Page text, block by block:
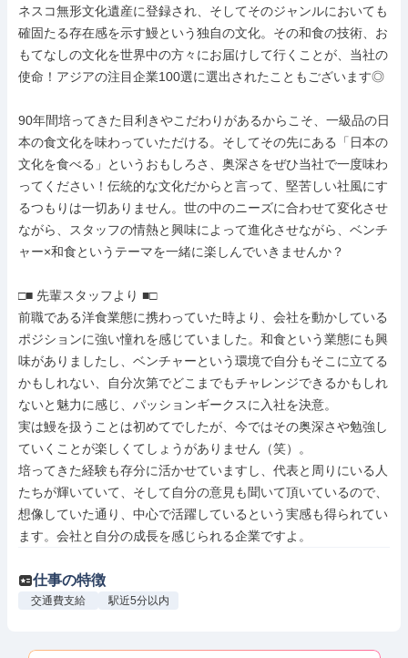
ネスコ無形文化遺産に登録され、そしてそのジャンルにおいても
確固たる存在感を示す鰻という独自の文化。その和食の技術、お
もてなしの文化を世界中の方々にお届けして行くことが、当社の
使命！アジアの注目企業100選に選出されたこともございます◎
90年間培ってきた目利きやこだわりがあるからこそ、一級品の日
本の食文化を味わっていただける。そしてその先にある「日本の
文化を食べる」というおもしろさ、奥深さをぜひ当社で一度味わ
ってください！伝統的な文化だからと言って、堅苦しい社風にす
るつもりは一切ありません。世の中のニーズに合わせて変化させ
ながら、スタッフの情熱と興味によって進化させながら、ベンチ
ャー×和食というテーマを一緒に楽しんでいきませんか？
□■ 先輩スタッフより ■□
前職である洋食業態に携わっていた時より、会社を動かしている
ポジションに強い憧れを感じていました。和食という業態にも興
味がありましたし、ベンチャーという環境で自分もそこに立てる
かもしれない、自分次第でどこまでもチャレンジできるかもしれ
ないと魅力に感じ、パッションギークスに入社を決意。
実は鰻を扱うことは初めてでしたが、今ではその奥深さや勉強し
ていくことが楽しくてしょうがありません（笑）。
培ってきた経験も存分に活かせていますし、代表と周りにいる人
たちが輝いていて、そして自分の意見も聞いて頂いているので、
想像していた通り、中心で活躍しているという実感も得られてい
ます。会社と自分の成長を感じられる企業ですよ。
仕事の特徴
交通費支給 駅近5分以内